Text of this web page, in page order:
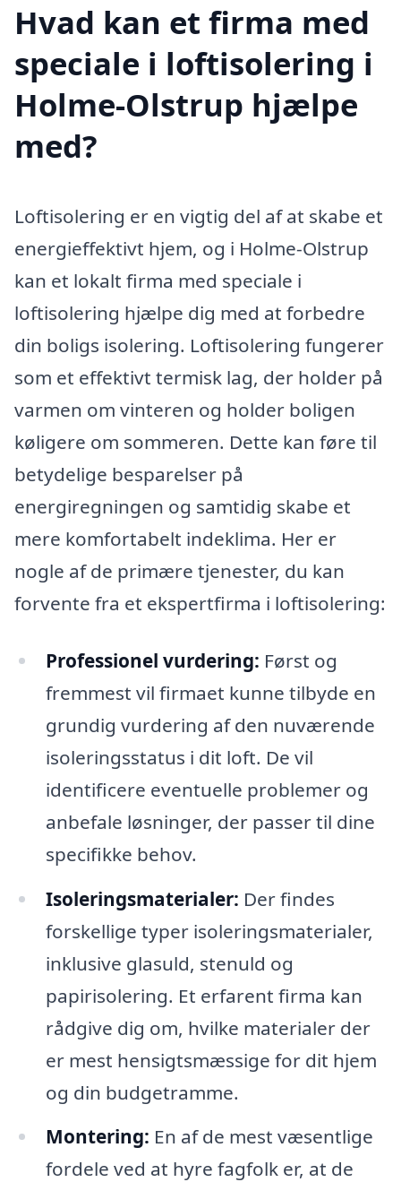
Hvad kan et firma med
speciale i loftisolering i
Holme-Olstrup hjælpe
med?
Loftisolering er en vigtig del af at skabe et
energieffektivt hjem, og i Holme-Olstrup
kan et lokalt firma med speciale i
loftisolering hjælpe dig med at forbedre
din boligs isolering. Loftisolering fungerer
som et effektivt termisk lag, der holder på
varmen om vinteren og holder boligen
køligere om sommeren. Dette kan føre til
betydelige besparelser på
energiregningen og samtidig skabe et
mere komfortabelt indeklima. Her er
nogle af de primære tjenester, du kan
forvente fra et ekspertfirma i loftisolering:
Professionel vurdering: Først og
fremmest vil firmaet kunne tilbyde en
grundig vurdering af den nuværende
isoleringsstatus i dit loft. De vil
identificere eventuelle problemer og
anbefale løsninger, der passer til dine
specifikke behov.
Isoleringsmaterialer: Der findes
forskellige typer isoleringsmaterialer,
inklusive glasuld, stenuld og
papirisolering. Et erfarent firma kan
rådgive dig om, hvilke materialer der
er mest hensigtsmæssige for dit hjem
og din budgetramme.
Montering: En af de mest væsentlige
fordele ved at hyre fagfolk er, at de